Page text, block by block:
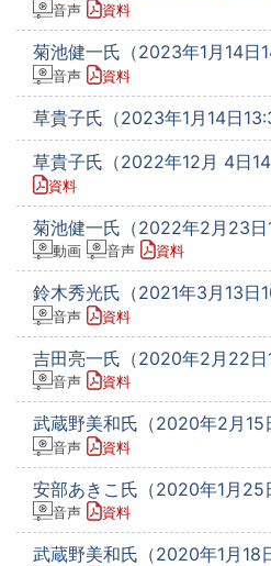
音声 資料
菊池健一氏（2023年1月14日
音声 資料
草貴子氏（2023年1月14日
草貴子氏（2022年12月 4日
資料
菊池健一氏（2022年2月23日
動画 音声 資料
鈴木秀光氏（2021年3月13日
音声 資料
吉田亮一氏（2020年2月22日
音声 資料
武蔵野美和氏（2020年2月15
音声 資料
安部あきこ氏（2020年1月25
音声 資料
武蔵野美和氏（2020年1月18